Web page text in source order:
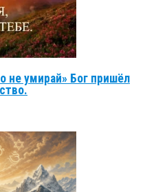
не умирай» Бог пришёл